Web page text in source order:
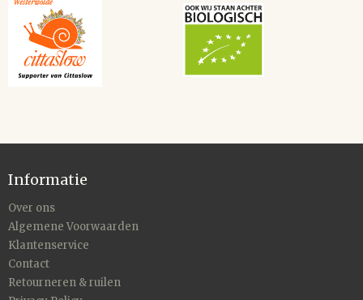
Informatie
Over ons
Algemene Voorwaarden
Klantenservice
Contact
Retourneren & ruilen